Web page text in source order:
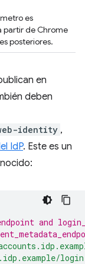
es
partir de Chrome
posteriores.
en
deben
identity ,
IdP. Este es un
and